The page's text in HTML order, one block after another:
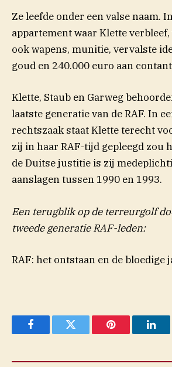
Ze leefde onder een valse naam.
appartement waar Klette
ook wapens, munitie, vervalste
goud en 240.000 euro aan
Klette, Staub en Garweg
laatste generatie van de RAF. In
rechtszaak staat Klette terecht
zij in haar RAF-tijd gepleegd zou
de Duitse justitie is zij
aanslagen tussen 1990 en 1993.
Een terugblik op de terreurgolf
tweede generatie RAF-leden:
RAF: het ontstaan en de bloedige
FacebookTwitter Pinterest